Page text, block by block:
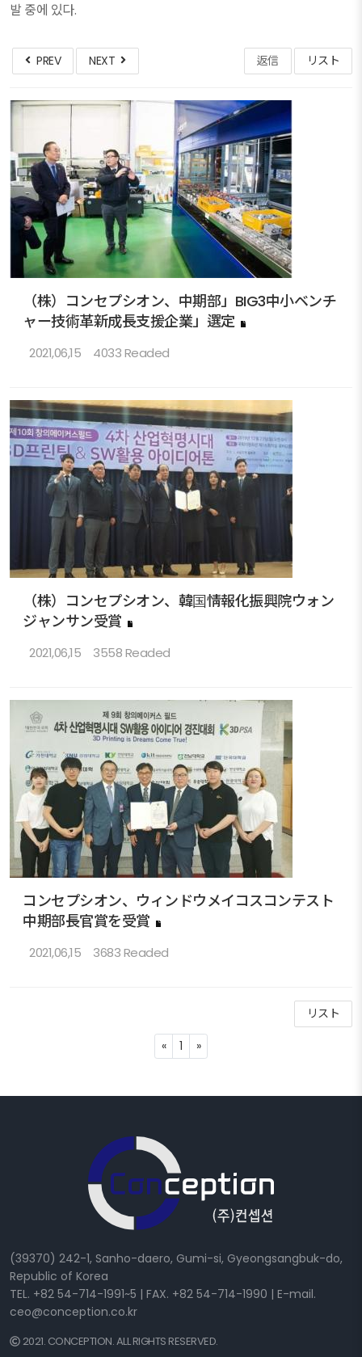
발 중에 있다.
PREV NEXT 返信 リスト
（株）コンセプシオン、中期部」BIG3中小ベンチ
ャー技術革新成長支援企業」選定
2021,06,15 4033 Readed
（株）コンセプシオン、韓国情報化振興院ウォン
ジャンサン受賞
2021,06,15 3558 Readed
コンセプシオン、ウィンドウメイコスコンテスト
中期部長官賞を受賞
2021,06,15 3683 Readed
リスト
«Previous
1 »Next
(39370) 242-1, Sanho-daero, Gumi-si, Gyeongsangbuk-do,
Republic of Korea
TEL. +82 54-714-1991~5 | FAX. +82 54-714-1990 | E-mail.
ceo@conception.co.kr
2021. CONCEPTION. ALL RIGHTS RESERVED.